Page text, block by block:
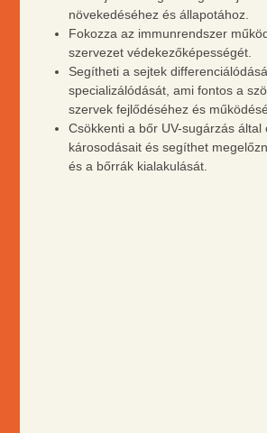
növekedéséhez és állapotához.
Fokozza az immunrendszer
szervezet védekezőképességét.
Segítheti a sejtek
specializálódását, ami fontos a
szervek fejlődéséhez és
Csökkenti a bőr UV-sugárzás által
károsodásait és segíthet
és a bőrrák kialakulását.